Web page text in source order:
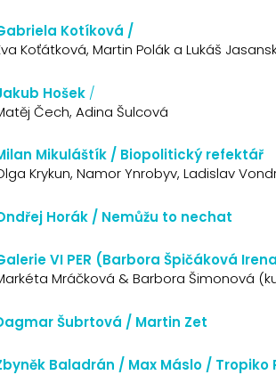
Kotíková /
Koťátková, Martin Polák a Lukáš
Hošek /
Čech, Adina Šulcová
Mikuláštík / Biopolitický refektář
Krykun, Namor Ynrobyv, Ladislav
Horák / Nemůžu to nechat
VI PER (Barbora Špičáková
Mráčková & Barbora Šimonová
Šubrtová / Martin Zet
Baladrán / Max Máslo / Tropiko